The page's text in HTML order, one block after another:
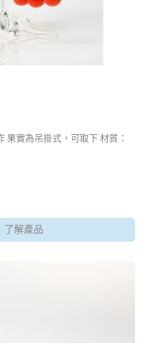
果實為吊掛式，可取下 材質：
了解產品